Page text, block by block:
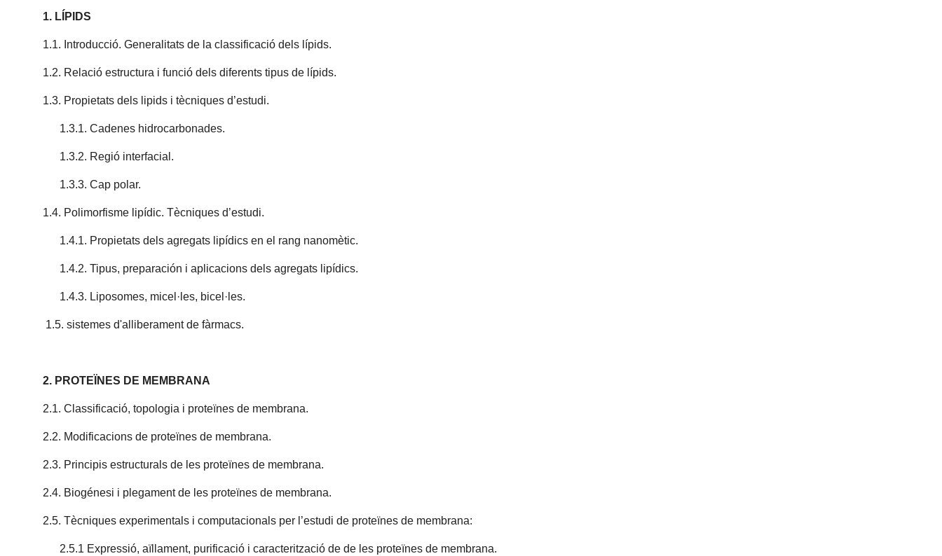
1. LÍPIDS
1.1. Introducció. Generalitats de la classificació dels lípids.
1.2. Relació estructura i funció dels diferents tipus de lípids.
1.3. Propietats dels lipids i tècniques d’estudi.
1.3.1. Cadenes hidrocarbonades.
1.3.2. Regió interfacial.
1.3.3. Cap polar.
1.4. Polimorfisme lipídic. Tècniques d’estudi.
1.4.1. Propietats dels agregats lipídics en el rang nanomètic.
1.4.2. Tipus, preparación i aplicacions dels agregats lipídics.
1.4.3. Liposomes, micel·les, bicel·les.
1.5. sistemes d'alliberament de fàrmacs.
2. PROTEÏNES DE MEMBRANA
2.1. Classificació, topologia i proteïnes de membrana.
2.2. Modificacions de proteïnes de membrana.
2.3. Principis estructurals de les proteïnes de membrana.
2.4. Biogénesi i plegament de les proteïnes de membrana.
2.5. Tècniques experimentals i computacionals per l’estudi de proteïnes de membrana:
2.5.1 Expressió, aïllament, purificació i caracterització de de les proteïnes de membrana.